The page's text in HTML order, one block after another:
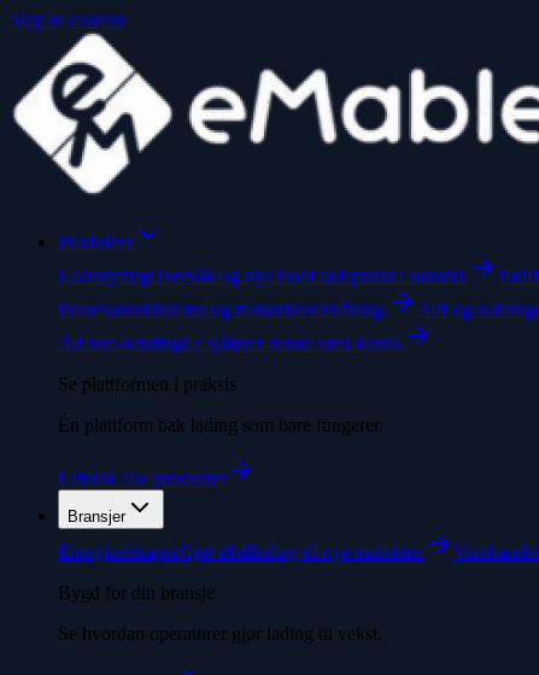
Skip to content
Produkter
LadestyringOvervåk og styr hvert ladepunkt i sanntid.
PulseSanntidsstatus og tilstandsovervåking. API og
Ad hoc-betalingLa sjåfører betale uten konto.
Se plattformen i praksis
Én plattform bak lading som bare fungerer.
Utforsk alle produkter
Bransjer
EnergiselskaperGjør elbillading til nye inntekter. Varehandel
Bygd for din bransje
Se hvordan operatører gjør lading til vekst.